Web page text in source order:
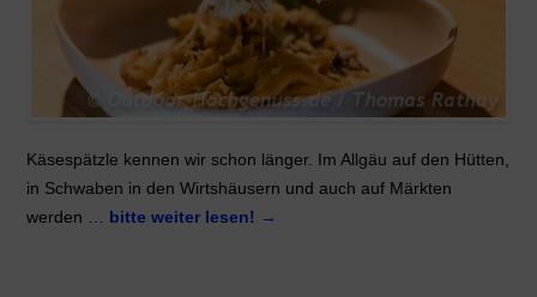
Käsespätzle kennen wir schon länger. Im Allgäu auf den Hütten,
in Schwaben in den Wirtshäusern und auch auf Märkten
werden … bitte weiter lesen! →